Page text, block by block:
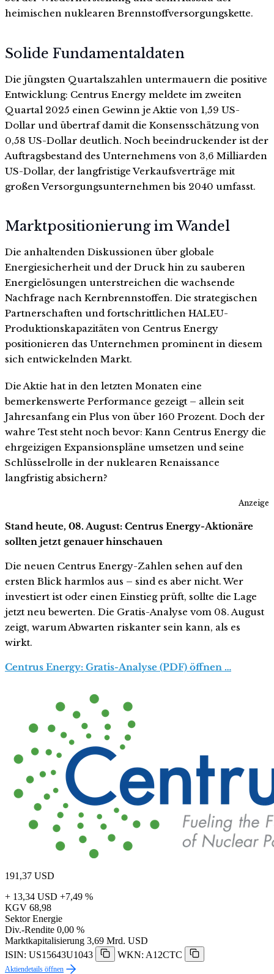
heimischen nuklearen Brennstoffversorgungskette.
Solide Fundamentaldaten
Die jüngsten Quartalszahlen untermauern die positive
Entwicklung: Centrus Energy meldete im zweiten
Quartal 2025 einen Gewinn je Aktie von 1,59 US-
Dollar und übertraf damit die Konsensschätzung von
0,58 US-Dollar deutlich. Noch beeindruckender ist der
Auftragsbestand des Unternehmens von 3,6 Milliarden
US-Dollar, der langfristige Verkaufsverträge mit
großen Versorgungsunternehmen bis 2040 umfasst.
Marktpositionierung im Wandel
Die anhaltenden Diskussionen über globale
Energiesicherheit und der Druck hin zu sauberen
Energielösungen unterstreichen die wachsende
Nachfrage nach Kernbrennstoffen. Die strategischen
Partnerschaften und fortschrittlichen HALEU-
Produktionskapazitäten von Centrus Energy
positionieren das Unternehmen prominent in diesem
sich entwickelnden Markt.
Die Aktie hat in den letzten Monaten eine
bemerkenswerte Performance gezeigt – allein seit
Jahresanfang ein Plus von über 160 Prozent. Doch der
wahre Test steht noch bevor: Kann Centrus Energy die
ehrgeizigen Expansionspläne umsetzen und seine
Schlüsselrolle in der nuklearen Renaissance
langfristig absichern?
Anzeige
Stand heute, 08. August: Centrus Energy-Aktionäre
sollten jetzt genauer hinschauen
Die neuen Centrus Energy-Zahlen sehen auf den
ersten Blick harmlos aus – sind es aber nicht. Wer
investiert ist oder einen Einstieg prüft, sollte die Lage
jetzt neu bewerten. Die Gratis-Analyse vom 08. August
zeigt, warum Abwarten riskanter sein kann, als es
wirkt.
Centrus Energy: Gratis-Analyse (PDF) öffnen …
191,37 USD
+ 13,34 USD +7,49 %
KGV 68,98
Sektor Energie
Div.-Rendite 0,00 %
Marktkapitalisierung 3,69 Mrd. USD
ISIN: US15643U1043
WKN: A12CTC
Aktiendetails öffnen